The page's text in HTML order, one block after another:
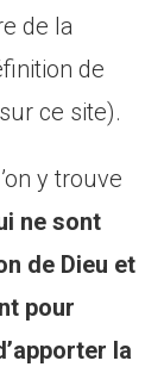
de la
de
ce site).
y trouve
ne sont
de Dieu et
pour
la